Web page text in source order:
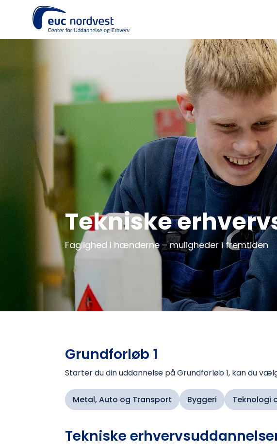
Tekniske
Faglighed i hænderne – muligheder i fremtiden
Grundforløb 1
Starter du din uddannelse på Grundforløb 1, kan du
Metal, Auto og Transport Byggeri Teknologi
Tekniske